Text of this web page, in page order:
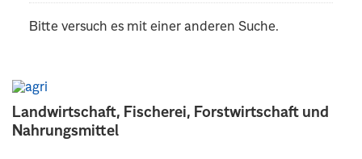
Landwirtschaft, Fischerei, Forstwirtschaft und
Nahrungsmittel
Bitte versuch es mit einer anderen Suche.